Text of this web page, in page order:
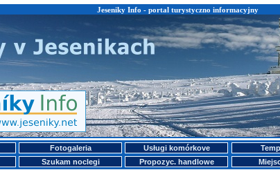
Jeseniky Info - portal turystyczno informacyjny
Fotogaleria Usługi komórkove
Szukam noclegi Propozyc. handlowe